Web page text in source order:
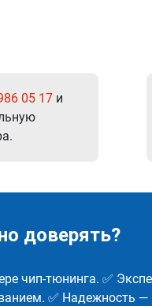
05 17 и
доверять?
чип-тюнинга. ✅
✅ Надежность —